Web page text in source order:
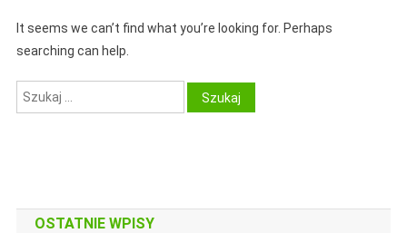
It seems we can’t find what you’re looking for. Perhaps
searching can help.
Szukaj:
OSTATNIE WPISY